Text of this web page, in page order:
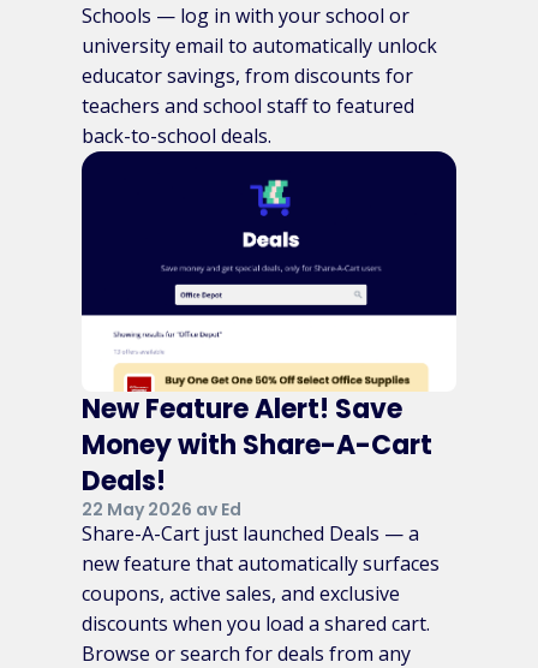
Schools — log in with your school or
university email to automatically unlock
educator savings, from discounts for
teachers and school staff to featured
back-to-school deals.
New Feature Alert! Save
Money with Share-A-Cart
Deals!
22 May 2026 av Ed
Share-A-Cart just launched Deals — a
new feature that automatically surfaces
coupons, active sales, and exclusive
discounts when you load a shared cart.
Browse or search for deals from any